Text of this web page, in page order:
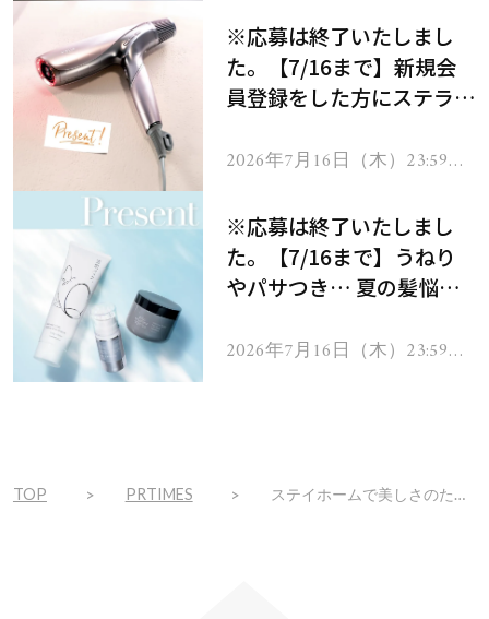
※応募は終了いたしまし
た。【7/16まで】新規会
員登録をした方にステラボ
ヘアドライヤー ジュエル
2026年7月16日（木）23:59ま
※応募は終了いたしまし
た。【7/16まで】うねり
やパサつき… 夏の髪悩み
ムを13名様にプレゼン
2026年7月16日（木）23:59ま
TOP PRTIMES ステイホームで美しさのための本質的なスキンケアを